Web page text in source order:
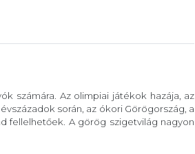
számára. Az olimpiai játékok hazája, az
során, az ókori Görögország, a
fellelhetőek. A görög szigetvilág nagyon